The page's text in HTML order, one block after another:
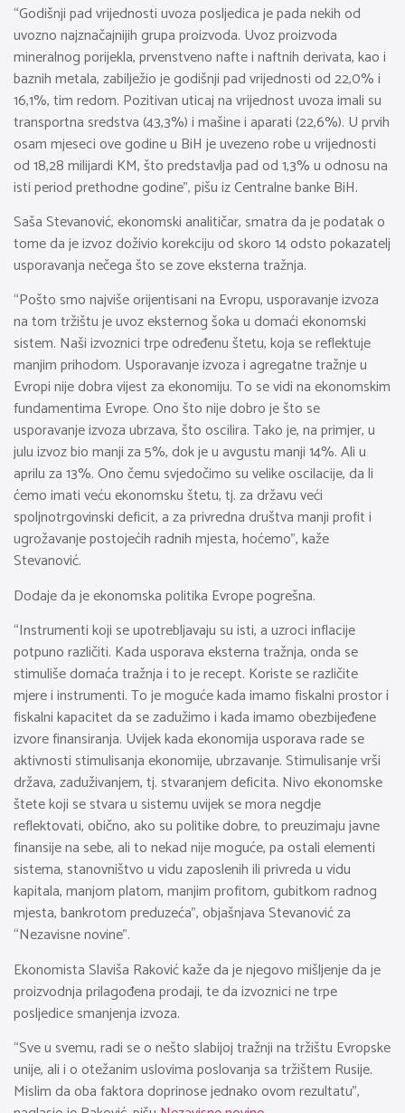
“Godišnji pad vrijednosti uvoza posljedica je pada nekih od
uvozno najznačajnijih grupa proizvoda. Uvoz proizvoda
mineralnog porijekla, prvenstveno nafte i naftnih derivata, kao i
baznih metala, zabilježio je godišnji pad vrijednosti od 22,0% i
16,1%, tim redom. Pozitivan uticaj na vrijednost uvoza imali su
transportna sredstva (43,3%) i mašine i aparati (22,6%). U prvih
osam mjeseci ove godine u BiH je uvezeno robe u vrijednosti
od 18,28 milijardi KM, što predstavlja pad od 1,3% u odnosu na
isti period prethodne godine”, pišu iz Centralne banke BiH.
Saša Stevanović, ekonomski analitičar, smatra da je podatak o
tome da je izvoz doživio korekciju od skoro 14 odsto pokazatelj
usporavanja nečega što se zove eksterna tražnja.
“Pošto smo najviše orijentisani na Evropu, usporavanje izvoza
na tom tržištu je uvoz eksternog šoka u domaći ekonomski
sistem. Naši izvoznici trpe određenu štetu, koja se reflektuje
manjim prihodom. Usporavanje izvoza i agregatne tražnje u
Evropi nije dobra vijest za ekonomiju. To se vidi na ekonomskim
fundamentima Evrope. Ono što nije dobro je što se
usporavanje izvoza ubrzava, što oscilira. Tako je, na primjer, u
julu izvoz bio manji za 5%, dok je u avgustu manji 14%. Ali u
aprilu za 13%. Ono čemu svjedočimo su velike oscilacije, da li
ćemo imati veću ekonomsku štetu, tj. za državu veći
spoljnotrgovinski deficit, a za privredna društva manji profit i
ugrožavanje postojećih radnih mjesta, hoćemo”, kaže
Stevanović.
Dodaje da je ekonomska politika Evrope pogrešna.
“Instrumenti koji se upotrebljavaju su isti, a uzroci inflacije
potpuno različiti. Kada usporava eksterna tražnja, onda se
stimuliše domaća tražnja i to je recept. Koriste se različite
mjere i instrumenti. To je moguće kada imamo fiskalni prostor i
fiskalni kapacitet da se zadužimo i kada imamo obezbijeđene
izvore finansiranja. Uvijek kada ekonomija usporava rade se
aktivnosti stimulisanja ekonomije, ubrzavanje. Stimulisanje vrši
država, zaduživanjem, tj. stvaranjem deficita. Nivo ekonomske
štete koji se stvara u sistemu uvijek se mora negdje
reflektovati, obično, ako su politike dobre, to preuzimaju javne
finansije na sebe, ali to nekad nije moguće, pa ostali elementi
sistema, stanovništvo u vidu zaposlenih ili privreda u vidu
kapitala, manjom platom, manjim profitom, gubitkom radnog
mjesta, bankrotom preduzeća”, objašnjava Stevanović za
“Nezavisne novine”.
Ekonomista Slaviša Raković kaže da je njegovo mišljenje da je
proizvodnja prilagođena prodaji, te da izvoznici ne trpe
posljedice smanjenja izvoza.
“Sve u svemu, radi se o nešto slabijoj tražnji na tržištu Evropske
unije, ali i o otežanim uslovima poslovanja sa tržištem Rusije.
Mislim da oba faktora doprinose jednako ovom rezultatu”,